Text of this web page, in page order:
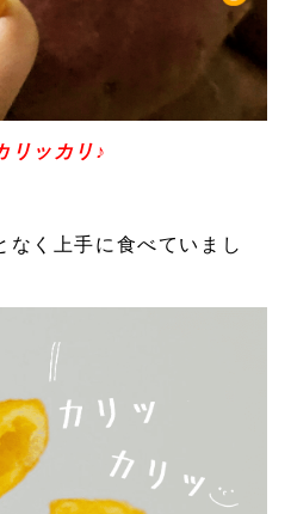
リッカリ♪
なく上手に食べていまし